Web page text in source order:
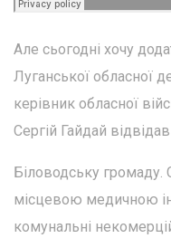
Але сьогодні хочу
Луганської обласної
керівник обласної
Сергій Гайдай відвідав
Біловодську громаду.
місцевою медичною
комунальні